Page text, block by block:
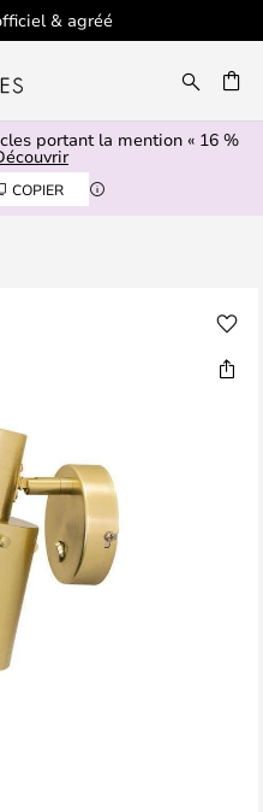
& agréé
portant la mention « 16 %
COPIER